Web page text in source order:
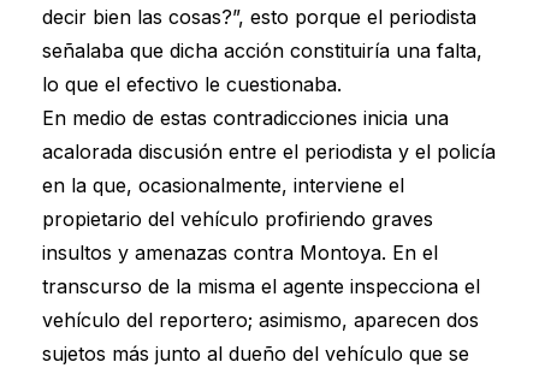
decir bien las cosas?”, esto porque el periodista
señalaba que dicha acción constituiría una falta,
lo que el efectivo le cuestionaba.
En medio de estas contradicciones inicia una
acalorada discusión entre el periodista y el policía
en la que, ocasionalmente, interviene el
propietario del vehículo profiriendo graves
insultos y amenazas contra Montoya. En el
transcurso de la misma el agente inspecciona el
vehículo del reportero; asimismo, aparecen dos
sujetos más junto al dueño del vehículo que se